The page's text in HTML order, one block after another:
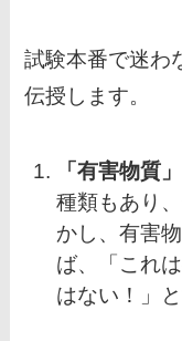
試験本番で迷わ
伝授します。
「有害物質
種類もあり
かし、有害
ば、「これ
はない！」